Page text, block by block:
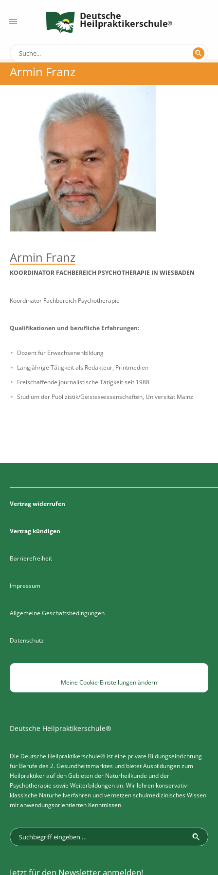
Deutsche
Heilpraktikerschule
Armin Franz
Armin Franz
KOORDINATOR FACHBEREICH PSYCHOTHERAPIE IN WIESBADEN
Koordinator Fachbereich Psychotherapie
Qualifikationen und berufliche Erfahrungen:
Dozent für Erwachsenenbildung
Langjährige Tätigkeit als Redakteur, Printmedien
Freischaffende journalistische Tätigkeit seit 1988
Studium der Publizistik/Geisteswissenschaften, Universität Mainz
Vertrag widerrufen
Vertrag kündigen
Barrierefreiheit
Impressum
Allgemeine Geschäftsbedingungen
Datenschutz
Meine Cookie-Einstellungen ändern
Deutsche Heilpraktikerschule®
Die Deutsche Heilpraktikerschule® ist eine private Bildungseinrichtung
für Berufe des 2. Gesundheitsmarktes und bietet Ausbildungen zum
Heilpraktiker auf den Gebieten der Naturheilkunde und der
Psychotherapie sowie Weiterbildungen an. Wir lehren konservativ-
klassische Naturheilverfahren und vernetzen schulmedizinisches Wissen
mit anwendungsorientierten Kenntnissen.
Jetzt für den Newsletter anmelden!